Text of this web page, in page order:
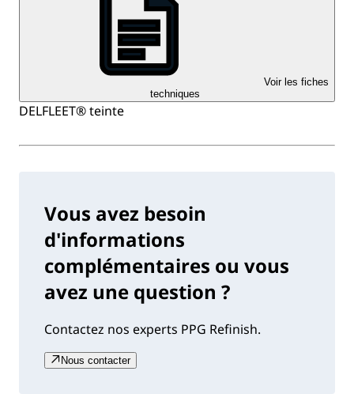
Voir les fiches
techniques
DELFLEET® teinte
Vous avez besoin
d'informations
complémentaires ou vous
avez une question ?
Contactez nos experts PPG Refinish.
Nous contacter